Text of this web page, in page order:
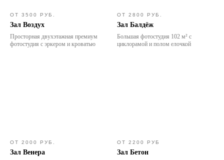
ОТ 3500 РУБ.
Зал Воздух
Просторная двухэтажная премиум
фотостудия с эркером и кроватью
ОТ 2800 РУБ.
Зал Балдёж
Большая фотостудия 102 м² с
циклорамой и полом елочкой
ОТ 2000 РУБ.
Зал Венера
ОТ 2200 РУБ
Зал Бетон